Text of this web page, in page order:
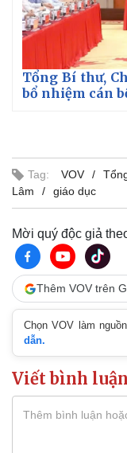
Tổng Bí thư,
bổ nhiệm cán
Tag: VOV
Lâm
giáo dục
Mời quý độc giả
Thêm VOV trên
Chọn VOV làm
dẫn.
Viết bình luận